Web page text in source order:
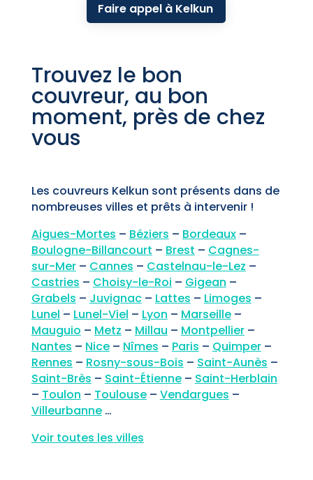
Faire appel à Kelkun
Trouvez le bon
couvreur, au bon
moment, près de chez
vous
Les couvreurs Kelkun sont présents dans de
nombreuses villes et prêts à intervenir !
Aigues-Mortes – Béziers – Bordeaux–
Boulogne-Billancourt – Brest – Cagnes-
sur-Mer– Cannes – Castelnau-le-Lez –
Castries – Choisy-le-Roi – Gigean –
Grabels – Juvignac– Lattes – Limoges –
Lunel – Lunel-Viel – Lyon – Marseille–
Mauguio – Metz – Millau – Montpellier–
Nantes – Nice– Nîmes – Paris – Quimper–
Rennes – Rosny-sous-Bois – Saint-Aunès –
Saint-Brès – Saint-Étienne– Saint-Herblain
– Toulon – Toulouse– Vendargues –
Villeurbanne…
Voir toutes les villes